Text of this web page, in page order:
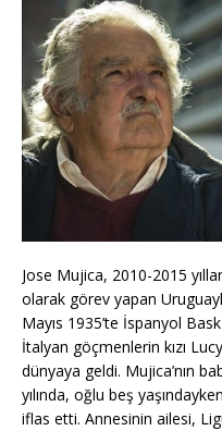
Jose Mujica, 2010-2015
olarak görev yapan
Mayıs 1935’te İspanyol
İtalyan göçmenlerin kızı
dünyaya geldi. Mujica’nın
yılında, oğlu beş
iflas etti. Annesinin ailesi,